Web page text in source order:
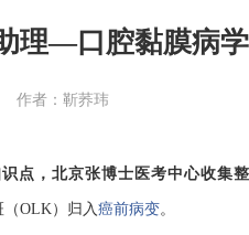
理—口腔黏膜病
作者：靳荞玮
点，北京张博士医考中心收集
（OLK） 归入癌前病变。